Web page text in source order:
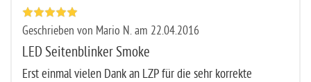
Geschrieben von Mario N. am 22.04.2016
LED Seitenblinker Smoke
Erst einmal vielen Dank an LZP für die sehr korrekte